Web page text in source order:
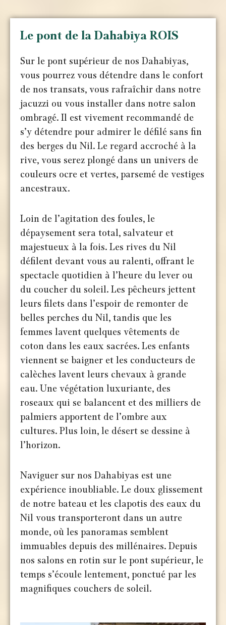
Le pont de la Dahabiya ROIS
Sur le pont supérieur de nos Dahabiyas,
vous pourrez vous détendre dans le confort
de nos transats, vous rafraîchir dans notre
jacuzzi ou vous installer dans notre salon
ombragé. Il est vivement recommandé de
s’y détendre pour admirer le défilé sans fin
des berges du Nil. Le regard accroché à la
rive, vous serez plongé dans un univers de
couleurs ocre et vertes, parsemé de vestiges
ancestraux.
Loin de l’agitation des foules, le
dépaysement sera total, salvateur et
majestueux à la fois. Les rives du Nil
défilent devant vous au ralenti, offrant le
spectacle quotidien à l’heure du lever ou
du coucher du soleil. Les pêcheurs jettent
leurs filets dans l’espoir de remonter de
belles perches du Nil, tandis que les
femmes lavent quelques vêtements de
coton dans les eaux sacrées. Les enfants
viennent se baigner et les conducteurs de
calèches lavent leurs chevaux à grande
eau. Une végétation luxuriante, des
roseaux qui se balancent et des milliers de
palmiers apportent de l’ombre aux
cultures. Plus loin, le désert se dessine à
l’horizon.
Naviguer sur nos Dahabiyas est une
expérience inoubliable. Le doux glissement
de notre bateau et les clapotis des eaux du
Nil vous transporteront dans un autre
monde, où les panoramas semblent
immuables depuis des millénaires. Depuis
nos salons en rotin sur le pont supérieur, le
temps s’écoule lentement, ponctué par les
magnifiques couchers de soleil.